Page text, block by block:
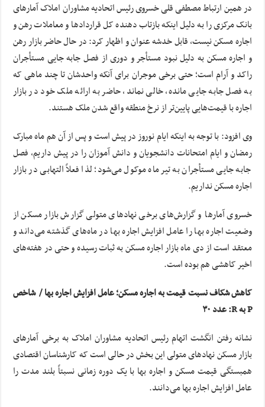
در همین ارتباط مصطفی قلی خسروی رئیس اتحادیه مشاوران املاک آمارهای
بانک مرکزی را به دلیل اینکه بازتاب دهنده کل قراردادها و معاملات رهن و
اجاره مسکن نیست، قابل خدشه عنوان و اظهار کرد: در حال حاضر بازار رهن
و اجاره مسکن به دلیل نبود مستأجر و دوری از فصل جابه جایی مستأجران
راکد و آرام است؛ حتی برخی موجران برای آنکه واحدشان تا چند ماهی که
به فصل جابه جایی مانده، خالی نماند، حاضر به ارائه ملک خود در بازار
اجاره با قیمت‌هایی پایین‌تر از نرخ منطقه واقع شدن ملک هستند.
وی افزود: با توجه به اینکه ایام نوروز در پیش است و پس از آن هم ماه مبارک
رمضان و ایام امتحانات دانشجویان و دانش آموزان را در پیش داریم، فصل
جابه جایی مستأجران به تیر ماه موکول می‌شود؛ لذا فعلاً التهابی در بازار
اجاره مسکن نداریم.
خسروی آمارها و گزارش‌های برخی نهادهای متولی گزارش بازار مسکن از
وضعیت اجاره بها را عامل افزایش اجاره بها در ماه‌های گذشته می‌داند و
معتقد است از دی ماه بازار اجاره مسکن به ثبات رسیده و حتی در هفته‌های
اخیر کاهشی هم بوده است.
کاهش شکاف نسبت قیمت به اجاره مسکن؛ عامل افزایش اجاره بها / ‬ شاخص
P به R: عدد ۳۰
نشانه رفتن انگشت اتهام رئیس اتحادیه مشاوران املاک به برخی آمارهای
بازار مسکن نهادهای متولی این بخش در حالی است که کارشناسان اقتصادی
همبستگی قیمت مسکن و اجاره بها با یک دوره زمانی نسبتاً بلند مدت را
عامل افزایش اجاره بها می‌دانند.